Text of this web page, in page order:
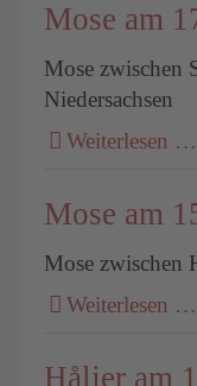
Mose am
Mose zwischen
Niedersachsen
Weiterlesen …
Mose am
Mose zwischen
Weiterlesen …
Håljer am